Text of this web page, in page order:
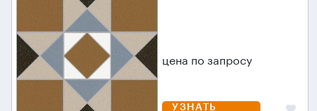
цена по запросу
УЗНАТЬ